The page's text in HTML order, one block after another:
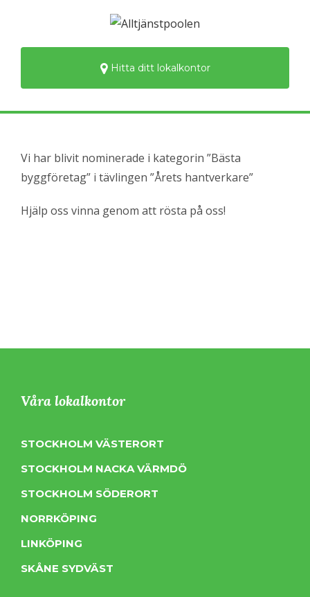
Hitta ditt lokalkontor
Vi har blivit nominerade i kategorin ”Bästa
byggföretag” i tävlingen ”Årets hantverkare”
Hjälp oss vinna genom att rösta på oss!
Våra lokalkontor
STOCKHOLM VÄSTERORT
STOCKHOLM NACKA VÄRMDÖ
STOCKHOLM SÖDERORT
NORRKÖPING
LINKÖPING
SKÅNE SYDVÄST